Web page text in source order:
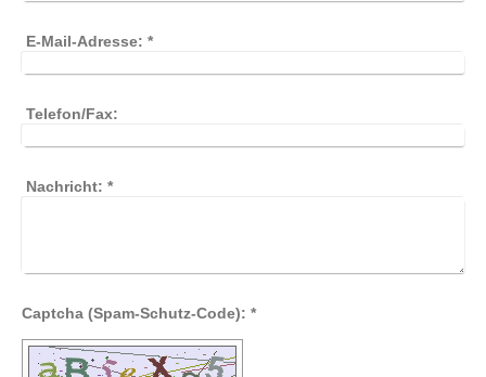
E-Mail-Adresse: *
Telefon/Fax:
Nachricht: *
Captcha (Spam-Schutz-Code): *